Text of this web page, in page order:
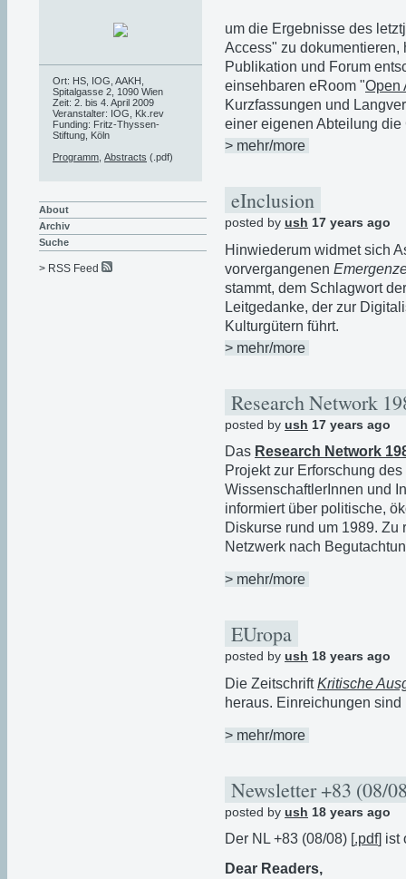
um die Ergebnisse des
Access" zu
Publikation und Forum
einsehbaren eRoom "Open
Kurzfassungen und
einer eigenen Abteilung
> mehr/more
eInclusion
posted by ush 17 years ago
Hinwiederum widmet sich
vorvergangenen
stammt, dem Schlagwort
Leitgedanke, der zur
Kulturgütern führt.
> mehr/more
Research Network
posted by ush 17 years ago
Das Research Network
Projekt zur Erforschung
WissenschaftlerInnen und
informiert über politische,
Diskurse rund um 1989.
Netzwerk nach
> mehr/more
EUropa
posted by ush 18 years ago
Die ZeitschriftKritische
heraus. Einreichungen
> mehr/more
Newsletter +83 (08/
posted by ush 18 years ago
Der NL +83 (08/08) [.pdf] ist
Dear Readers,
Ort: HS, IOG, AAKH,
Spitalgasse 2, 1090 Wien
Zeit: 2. bis 4. April 2009
Veranstalter: IOG, Kk.rev
Funding: Fritz-Thyssen-
Stiftung, Köln
Programm Abstracts (.pdf)
About
Archiv
Suche
> RSS Feed